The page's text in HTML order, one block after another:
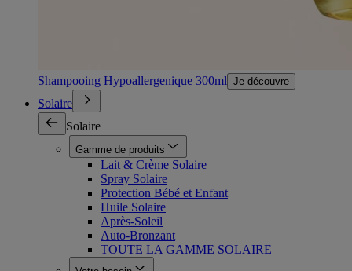
Shampooing Hypoallergenique 300ml Je découvre
Solaire
Solaire
Gamme de produits
Lait & Crème Solaire
Spray Solaire
Protection Bébé et Enfant
Huile Solaire
Après-Soleil
Auto-Bronzant
TOUTE LA GAMME SOLAIRE